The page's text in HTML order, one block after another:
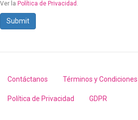
Ver la Política de Privacidad .
Submit
Footer
menu
Contáctanos Términos y Condiciones
Política de Privacidad GDPR